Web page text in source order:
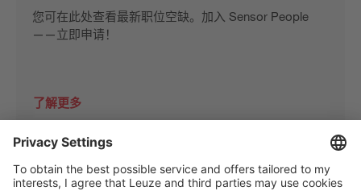
您可在此处查看最新职位空缺。加入 Sensor People
——立即申请！
了解更多